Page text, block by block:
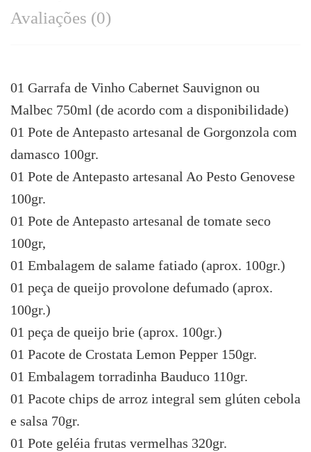
Avaliações (0)
01 Garrafa de Vinho Cabernet Sauvignon ou
Malbec 750ml (de acordo com a disponibilidade)
01 Pote de Antepasto artesanal de Gorgonzola com
damasco 100gr.
01 Pote de Antepasto artesanal Ao Pesto Genovese
100gr.
01 Pote de Antepasto artesanal de tomate seco
100gr,
01 Embalagem de salame fatiado (aprox. 100gr.)
01 peça de queijo provolone defumado (aprox.
100gr.)
01 peça de queijo brie (aprox. 100gr.)
01 Pacote de Crostata Lemon Pepper 150gr.
01 Embalagem torradinha Bauduco 110gr.
01 Pacote chips de arroz integral sem glúten cebola
e salsa 70gr.
01 Pote geléia frutas vermelhas 320gr.